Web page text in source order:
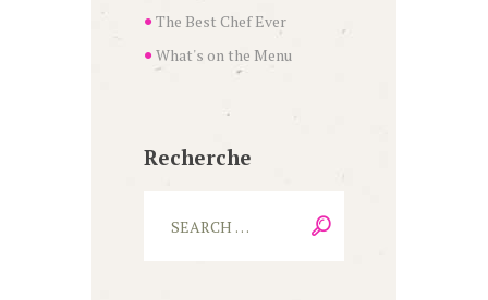
The Best Chef Ever
What's on the Menu
Recherche